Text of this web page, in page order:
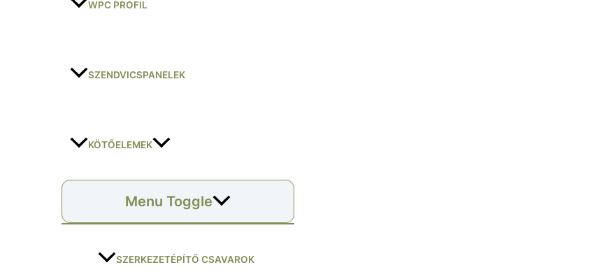
WPC PROFIL
SZENDVICSPANELEK
KÖTŐELEMEK
Menu Toggle
SZERKEZETÉPÍTŐ CSAVAROK